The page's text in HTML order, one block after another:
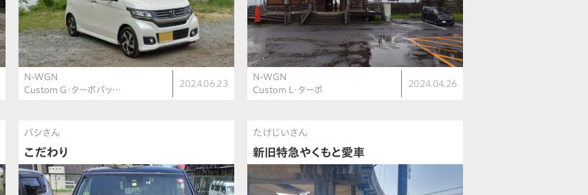
N-WGN
Custom G・ターボパッ…
2024.06.23
N-WGN
Custom L・ターボ
2024.04.26
バシさん
こだわり
たけじいさん
新旧特急やくもと愛車